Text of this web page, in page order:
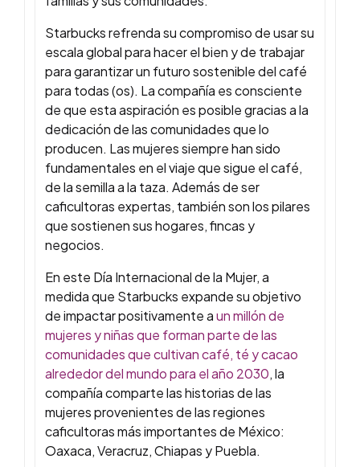
Starbucks refrenda su compromiso de usar su
escala global para hacer el bien y de trabajar
para garantizar un futuro sostenible del café
para todas (os). La compañía es consciente
de que esta aspiración es posible gracias a la
dedicación de las comunidades que lo
producen. Las mujeres siempre han sido
fundamentales en el viaje que sigue el café,
de la semilla a la taza. Además de ser
caficultoras expertas, también son los pilares
que sostienen sus hogares, fincas y
negocios.
En este Día Internacional de la Mujer, a
medida que Starbucks expande su objetivo
de impactar positivamente aun millón de
mujeres y niñas que forman parte de las
comunidades que cultivan café, té y cacao
alrededor del mundo para el año 2030, la
compañía comparte las historias de las
mujeres provenientes de las regiones
caficultoras más importantes de México:
Oaxaca, Veracruz, Chiapas y Puebla.